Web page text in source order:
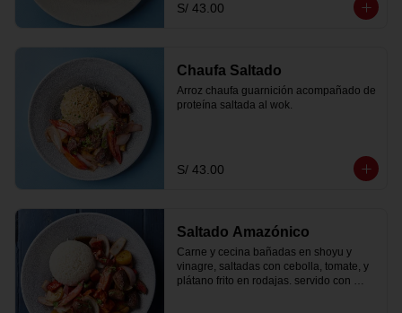
S/ 43.00
Chaufa Saltado
Arroz chaufa guarnición acompañado de
proteína saltada al wok.
S/ 43.00
Saltado Amazónico
Carne y cecina bañadas en shoyu y
vinagre, saltadas con cebolla, tomate, y
plátano frito en rodajas. servido con